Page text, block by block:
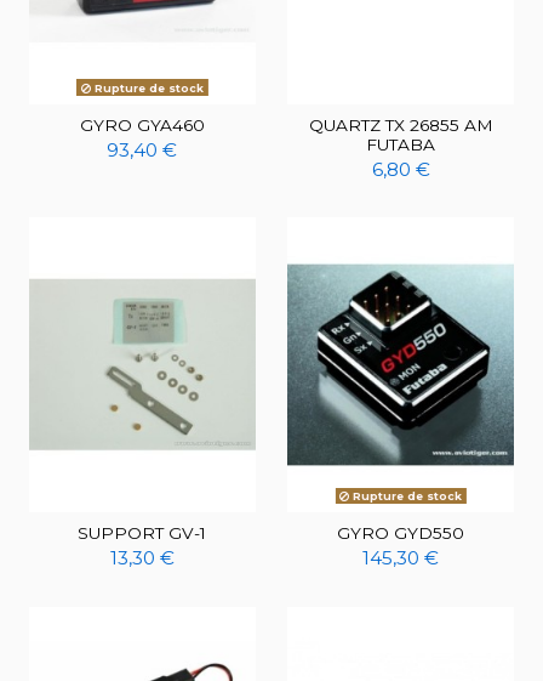
Rupture de stock
GYRO GYA460
93,40 €
QUARTZ TX 26855 AM
FUTABA
6,80 €
SUPPORT GV-1
13,30 €
Rupture de stock
GYRO GYD550
145,30 €